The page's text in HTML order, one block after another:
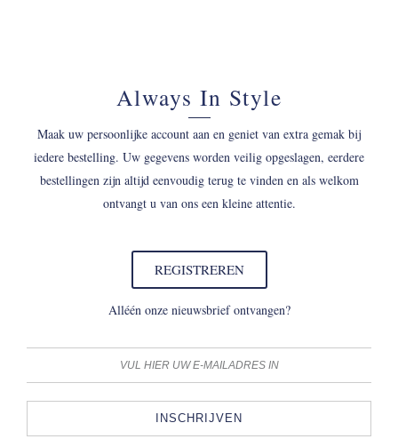
Always In Style
Maak uw persoonlijke account aan en geniet van extra gemak bij
iedere bestelling. Uw gegevens worden veilig opgeslagen, eerdere
bestellingen zijn altijd eenvoudig terug te vinden en als welkom
ontvangt u van ons een kleine attentie.
REGISTREREN
Alléén onze nieuwsbrief ontvangen?
INSCHRIJVEN